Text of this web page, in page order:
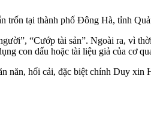
trốn tại thành phố Đông Hà, tỉnh
“Cướp tài sản”. Ngoài ra, vì
con dấu hoặc tài liệu giả của cơ
năn, hối cải, đặc biệt chính Duy